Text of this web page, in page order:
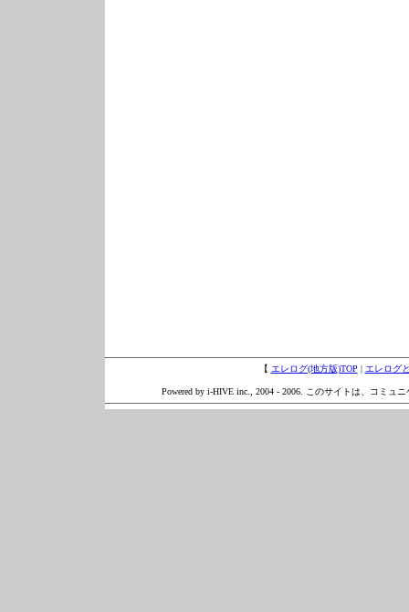
【 エレログ(地方版)TOP | エレログ
Powered by i-HIVE inc., 2004 - 2006. このサイトは、コミュ